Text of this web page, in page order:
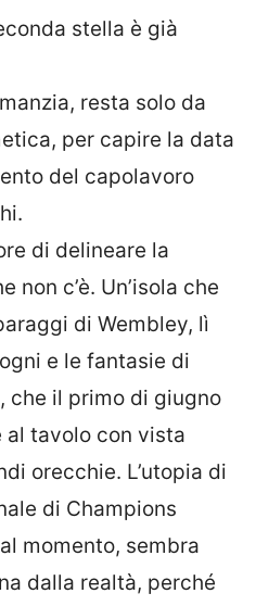
stella è già
resta solo da
per capire la data
del capolavoro
di delineare la
non c’è. Un’isola che
di Wembley, lì
e le fantasie di
che il primo di giugno
al tavolo con vista
orecchie. L’utopia di
di Champions
momento, sembra
dalla realtà, perché